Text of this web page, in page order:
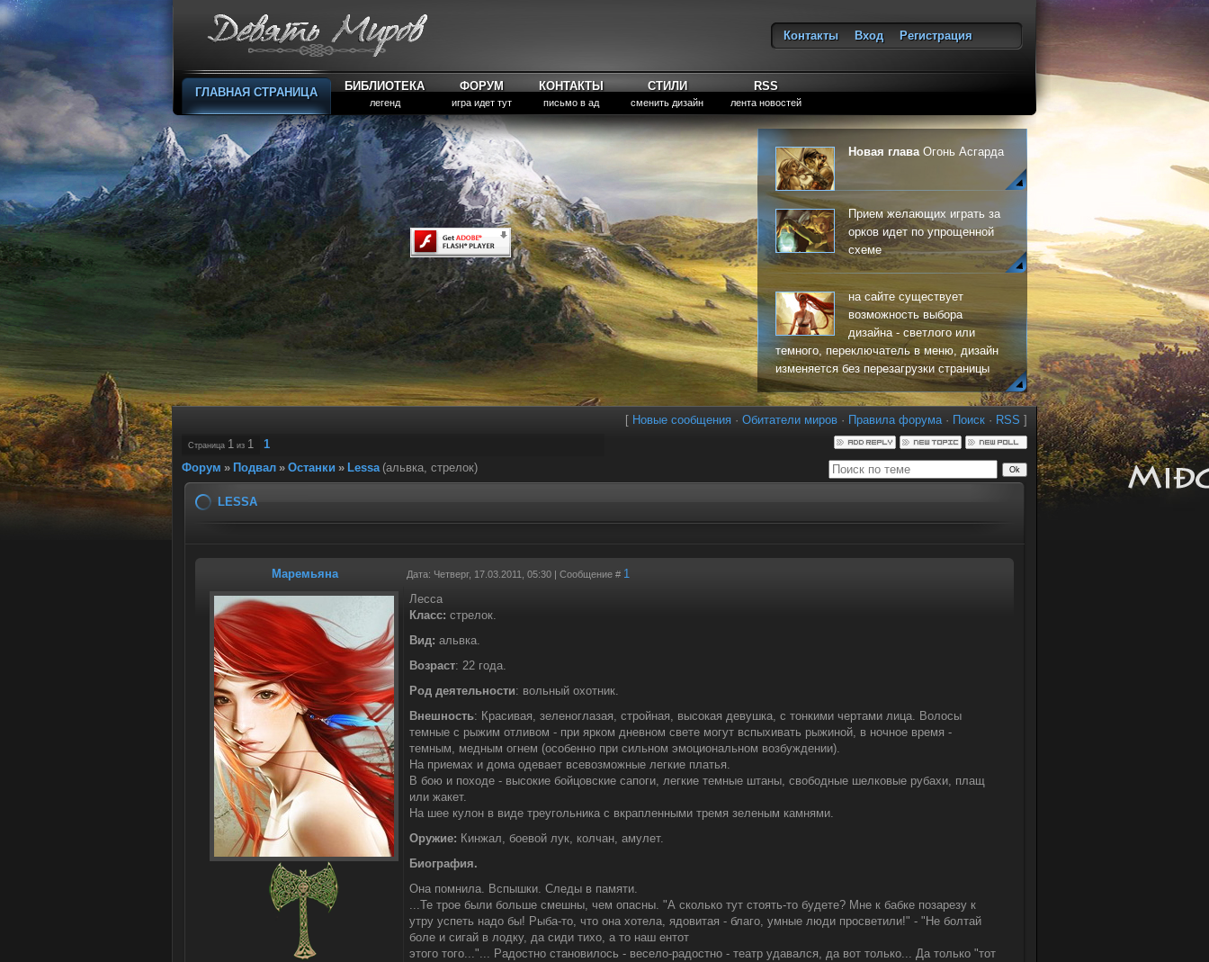
Контакты Вход
Регистрация
ГЛАВНАЯ СТРАНИЦА БИБЛИОТЕКА
легенд
ФОРУМ
игра идет тут
КОНТАКТЫ
письмо в ад
СТИЛИ
сменить дизайн
RSS
лента новостей
Новая главаОгонь Асгарда
Прием желающих играть за
орков идет по упрощенной
схеме
на сайте существует
возможность выбора
дизайна - светлого или
темного, переключатель в меню, дизайн
изменяется без перезагрузки страницы
[ Новые сообщения · Обитатели миров · Правила форума· Поиск · RSS ]
Страница 1 из 1
1
Форум » Подвал » Останки » Lessa (альвка, стрелок)
LESSA
Маремьяна Дата: Четверг, 17.03.2011, 05:30 | Сообщение # 1
Лесса
Класс: стрелок.
Вид: альвка.
Возраст: 22 года.
Род деятельности: вольный охотник.
Внешность: Красивая, зеленоглазая, стройная, высокая девушка, с тонкими чертами лица. Волосы
темные с рыжим отливом - при ярком дневном свете могут вспыхивать рыжиной, в ночное время -
темным, медным огнем (особенно при сильном эмоциональном возбуждении).
На приемах и дома одевает всевозможные легкие платья.
В бою и походе - высокие бойцовские сапоги, легкие темные штаны, свободные шелковые рубахи, плащ
или жакет.
На шее кулон в виде треугольника с вкрапленными тремя зеленым камнями.
Оружие: Кинжал, боевой лук, колчан, амулет.
Биография.
Она помнила. Вспышки. Следы в памяти.
...Те трое были больше смешны, чем опасны. "А сколько тут стоять-то будете? Мне к бабке позарезу к
утру успеть надо бы! Рыба-то, что она хотела, ядовитая - благо, умные люди просветили!" - "Не болтай
боле и сигай в лодку, да сиди тихо, а то наш ентот
этого того..."... Радостно становилось - весело-радостно - театр удавался, да вот только... Да только "тот